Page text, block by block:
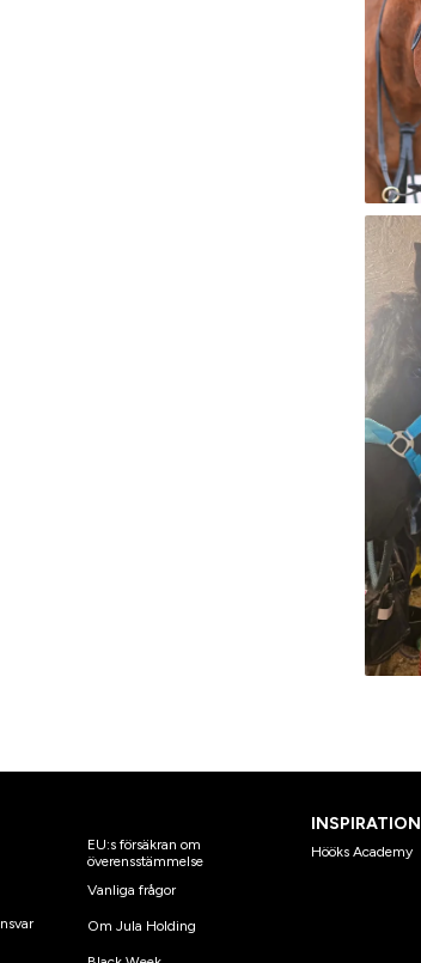
EU:s försäkran om
överensstämmelse
Vanliga frågor
Om Jula Holding
INSPIRATION
Hööks Academy